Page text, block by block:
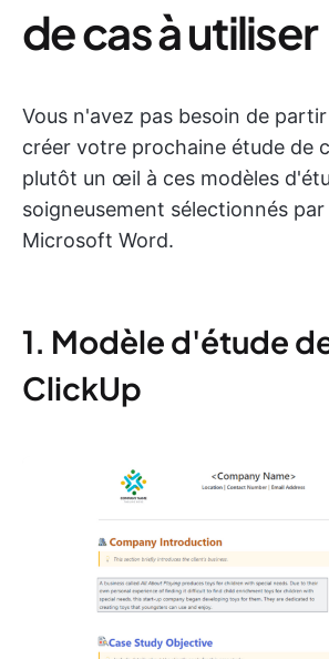
de cas à utiliser
Vous n'avez pas besoin de
créer votre prochaine étude de
plutôt un œil à ces modèles
soigneusement sélectionnés
Microsoft Word.
1. Modèle d'étude
ClickUp